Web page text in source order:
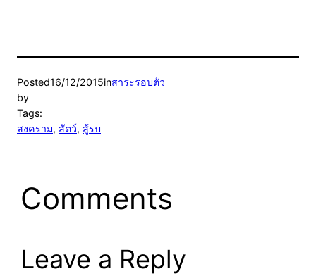
Posted16/12/2015inสาระรอบตัว
by
Tags:
สงคราม, สัตว์, สู้รบ
Comments
Leave a Reply